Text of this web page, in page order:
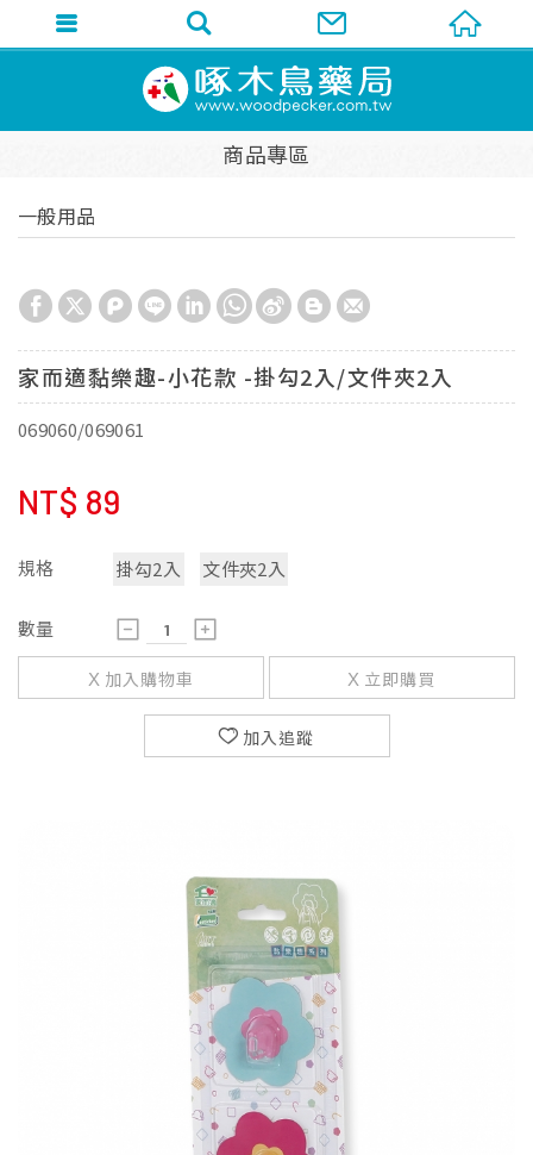
商品專區
一般用品
家而適黏樂趣-小花款 -掛勾2入/文件夾2入
069060/069061
NT$ 89
規格 掛勾2入 文件夾2入
數量
加入購物車 立即購買
加入追蹤